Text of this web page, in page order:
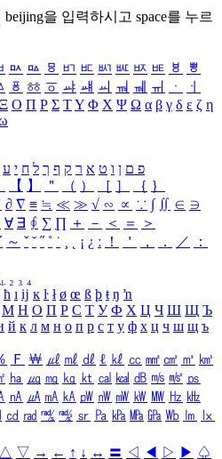
beijing을 입력하시고 space를 누르
ㅯ ㅰ ㅱ ㅲ ㅳ ㅴ ㅵ ㅶ ㅷ ㅸ
ㅹ
ㆄ ㆅ ㆆ ㆇ ㆈ ㆉ ㆊ ㆋ ㆌ ㆍ
ㆎ
Ξ Ο Π Ρ Σ ΤΥ Φ Χ Ψ Ω α β γ δ ε ζ η
פ ם ן ו ט א ר ק ף ך ל ח י ע
【 】 ＂ （ ） ［ ］ ｛ ｝
∂ ∇ ≡ ≒ ≪ ≫ √ ∽ ∝ ∵ ∫ ∬ ∈ ∋
∀ ∃ ∮ ∑ ∏ ＋ － ＜ ＝
＞
´ ～ ˇ ˘ ˝ ˚ ˙ ¸ ¡ ¿ ː ！ ＇ ， ． ／
：
₁ ₂ ₃ ₄
ħ ı ĳ ĸ ŀ ł ø œ ß þ ŧ ŋ ŉ
М Н О П Р С Т У Ф Х Ц Ч Ш Щ Ъ
й к л м н о п р с т у ф х ц ч ш щ ъ
Ｆ ￦ ㎕ ㎖ ㎗ ℓ ㎘ ㏄ ㎣ ㎤ ㎥ ㎦
㏊ ㎍ ㎎ ㎏ ㏏ ㎈ ㎉ ㏈ ㎧ ㎨ ㎰
㎁ ㎂ ㎃ ㎄ ㎺ ㎻ ㎽ ㎾ ㎿ ㎐ ㎑
㏅ ㎭ ㎮ ㎯ ㏛ ㎩ ㎪ ㎫ ㎬ ㏝ ㏐
㏓
△ ▽ → ← ↑ ↓ ↔ 〓 ◁ ◀ ▷ ▶ ♤